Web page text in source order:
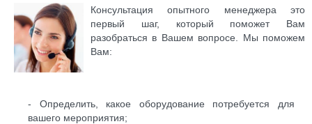
Консультация опытного менеджера это
первый шаг, который поможет Вам
разобраться в Вашем вопросе. Мы поможем
Вам:
- Определить, какое оборудование потребуется для
вашего мероприятия;